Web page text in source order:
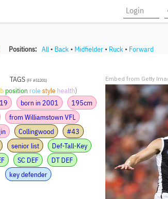
Positions: All • Back • Midfielder • Ruck • Forward